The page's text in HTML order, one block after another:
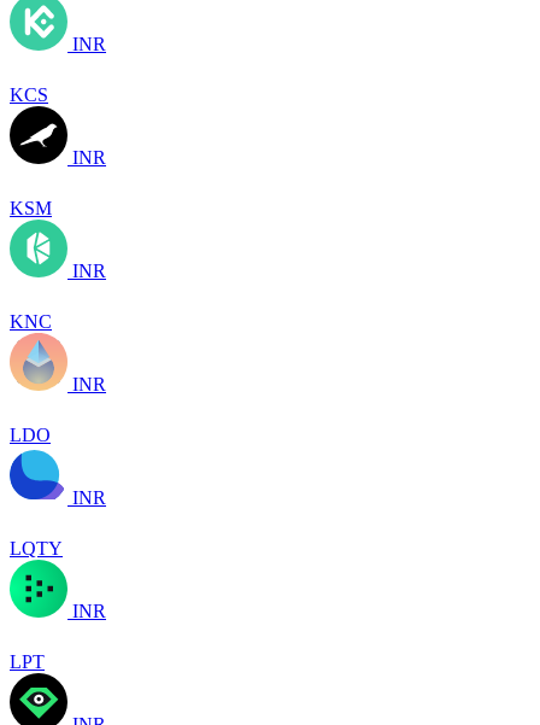
INR
KCS
INR
KSM
INR
KNC
INR
LDO
INR
LQTY
INR
LPT